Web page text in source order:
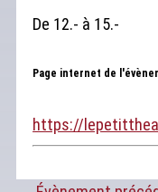
De 12.- à 15.-
Page internet de
https://